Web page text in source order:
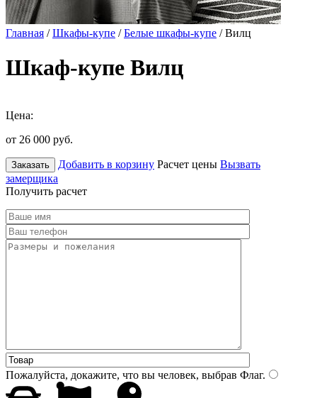
Главная /Шкафы-купе /Белые шкафы-купе / Вилц
Шкаф-купе Вилц
Цена:
от 26 000 руб.
Заказать Добавить в корзину Расчет цены Вызвать
замерщика
Получить расчет
Пожалуйста, докажите, что вы человек, выбрав Флаг.